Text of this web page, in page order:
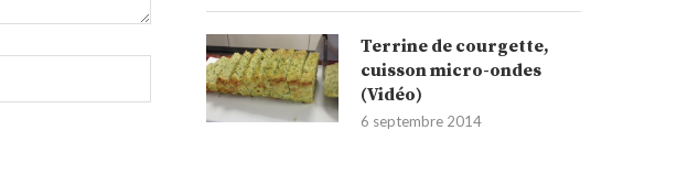
Terrine de courgette,
cuisson micro-ondes
(Vidéo)
6 septembre 2014